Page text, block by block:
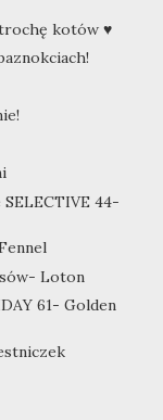
kotów ♥
44-
Loton
61- Golden